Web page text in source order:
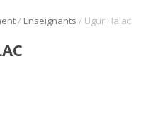
/ Enseignants / Ugur Halac